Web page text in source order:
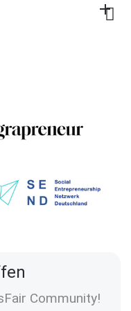
Community!